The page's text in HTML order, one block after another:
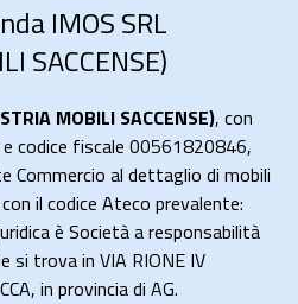
IMOS SRL
SACCENSE)
MOBILI SACCENSE), con
codice fiscale 00561820846,
Commercio al dettaglio di mobili
il codice Ateco prevalente:
è Società a responsabilità
si trova in VIA RIONE IV
in provincia di AG.